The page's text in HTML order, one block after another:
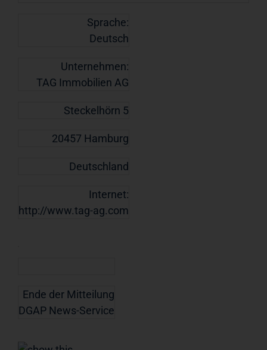
Sprache:
Deutsch
Unternehmen:
TAG Immobilien AG
Steckelhörn 5
20457 Hamburg
Deutschland
Internet:
http://www.tag-ag.com
Ende der Mitteilung
DGAP News-Service